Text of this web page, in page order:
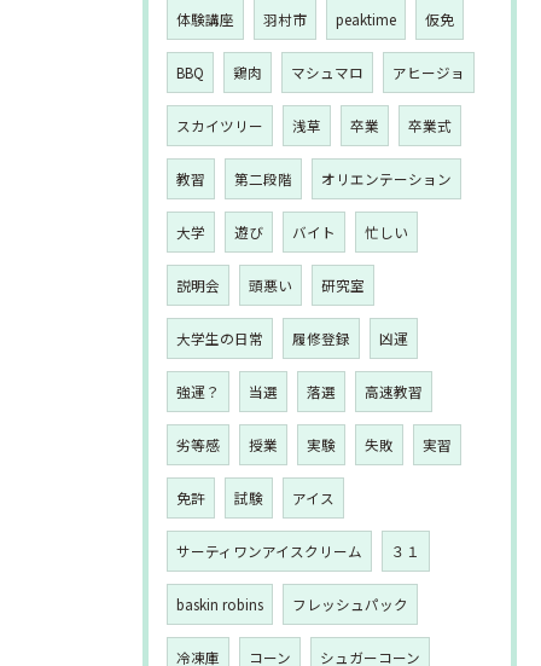
体験講座 羽村市 peaktime 仮免
BBQ 鶏肉 マシュマロ アヒージョ
スカイツリー 浅草 卒業 卒業式
教習 第二段階 オリエンテーション
大学 遊び バイト 忙しい
説明会 頭悪い 研究室
大学生の日常 履修登録 凶運
強運？ 当選 落選 高速教習
劣等感 授業 実験 失敗 実習
免許 試験 アイス
サーティワンアイスクリーム ３１
baskin robins フレッシュパック
冷凍庫 コーン シュガーコーン